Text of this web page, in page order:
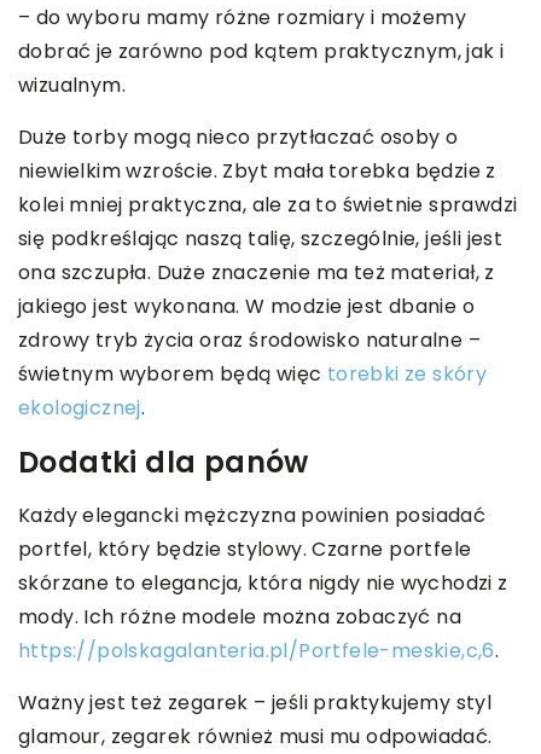
– do wyboru mamy różne rozmiary i możemy
dobrać je zarówno pod kątem praktycznym, jak i
wizualnym.
Duże torby mogą nieco przytłaczać osoby o
niewielkim wzroście. Zbyt mała torebka będzie z
kolei mniej praktyczna, ale za to świetnie sprawdzi
się podkreślając naszą talię, szczególnie, jeśli jest
ona szczupła. Duże znaczenie ma też materiał, z
jakiego jest wykonana. W modzie jest dbanie o
zdrowy tryb życia oraz środowisko naturalne –
świetnym wyborem będą więc torebki ze skóry
ekologicznej.
Dodatki dla panów
Każdy elegancki mężczyzna powinien posiadać
portfel, który będzie stylowy. Czarne portfele
skórzane to elegancja, która nigdy nie wychodzi z
mody. Ich różne modele można zobaczyć na
https://polskagalanteria.pl/Portfele-meskie,c,6.
Ważny jest też zegarek – jeśli praktykujemy styl
glamour, zegarek również musi mu odpowiadać.